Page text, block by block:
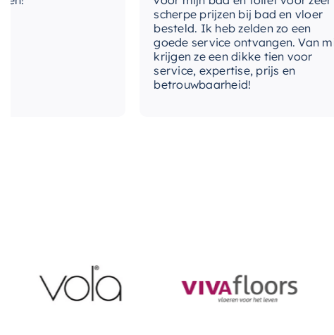
scherpe prijzen bij bad en vloer
besteld. Ik heb zelden zo een
goede service ontvangen. Van mij
krijgen ze een dikke tien voor
service, expertise, prijs en
betrouwbaarheid!